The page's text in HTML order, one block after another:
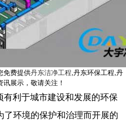
免费提供丹东洁净工程,丹东环保工程,丹
展示，敬请关注！
有利于城市建设和发展的环保
环境的保护和治理而开展的